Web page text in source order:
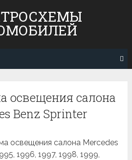
освещения салона
Benz Sprinter
освещения салона Mercedes
1996, 1997, 1998, 1999,